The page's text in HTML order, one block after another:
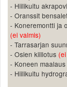
- Hiilikuitu
- Oranssit
- Koneremontti ja
(ei valmis)
- Tarrasarjan
- Osien kiillotus
- Koneen maalaus
- Hiilikuitu